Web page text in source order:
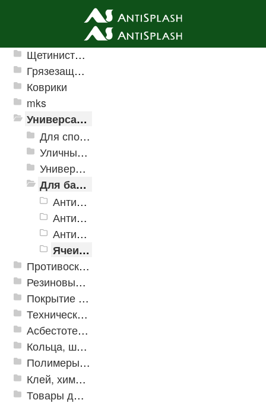
Ячеистые грязезащитные покрытия
Щетинистые покрытия
Грязезащитные, влаговпитывающие покрытия
Коврики
mks
Универсальные модульные покрытия
Для спортивных объектов
Уличные и грязезащитные покрытия
Универсальное напольное покрытие
Для бассейнов и аквапарков
Антискользящее дренажное покрытие Aqua
Антискользящее дренажное покрытие Aqua Marine
Антискользящее дренажное покрытие Aqua Stone
Ячеистые модульное покрытие Ultima
Противоскользящая защита для лестниц, профили, ленты
Резиновые и ПВХ дорожки
Покрытие из резиновой крошки
Техническая резина
Асбестотехнические и теплоизоляционные материалы
Кольца, шайбы, манжеты
Полимеры и пластики
Клей, химия, сопутствующие товары
Товары для дома